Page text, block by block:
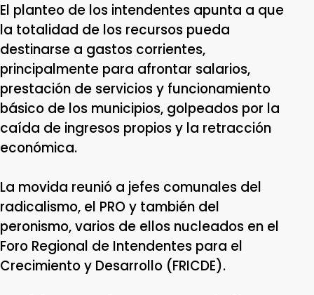
El planteo de los intendentes apunta a que
la totalidad de los recursos pueda
destinarse a gastos corrientes,
principalmente para afrontar salarios,
prestación de servicios y funcionamiento
básico de los municipios, golpeados por la
caída de ingresos propios y la retracción
económica.
La movida reunió a jefes comunales del
radicalismo, el PRO y también del
peronismo, varios de ellos nucleados en el
Foro Regional de Intendentes para el
Crecimiento y Desarrollo (FRICDE).